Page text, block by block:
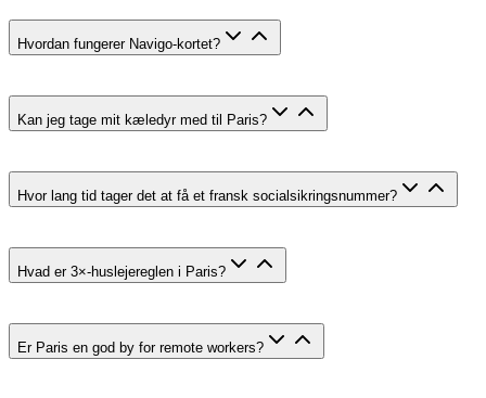
Hvordan fungerer Navigo-kortet?
Kan jeg tage mit kæledyr med til Paris?
Hvor lang tid tager det at få et fransk socialsikringsnummer?
Hvad er 3×-huslejereglen i Paris?
Er Paris en god by for remote workers?